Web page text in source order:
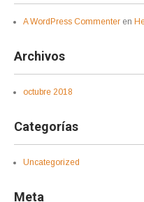
A WordPress Commenter en
Archivos
octubre 2018
Categorías
Uncategorized
Meta